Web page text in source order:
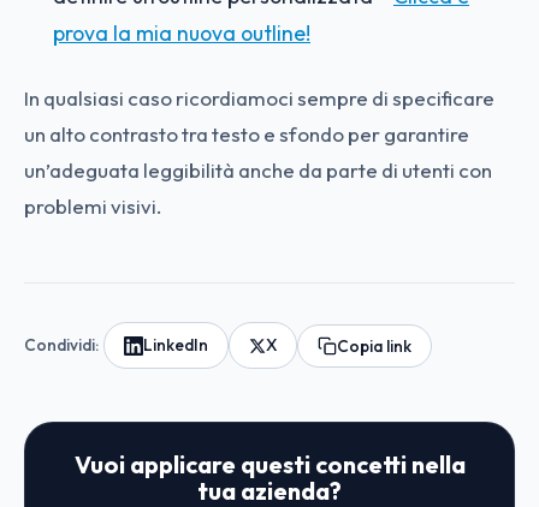
prova la mia nuova outline!
In qualsiasi caso ricordiamoci sempre di specificare
un alto contrasto tra testo e sfondo per garantire
un’adeguata leggibilità anche da parte di utenti con
problemi visivi.
Condividi: LinkedIn X Copia link
Vuoi applicare questi concetti nella
tua azienda?